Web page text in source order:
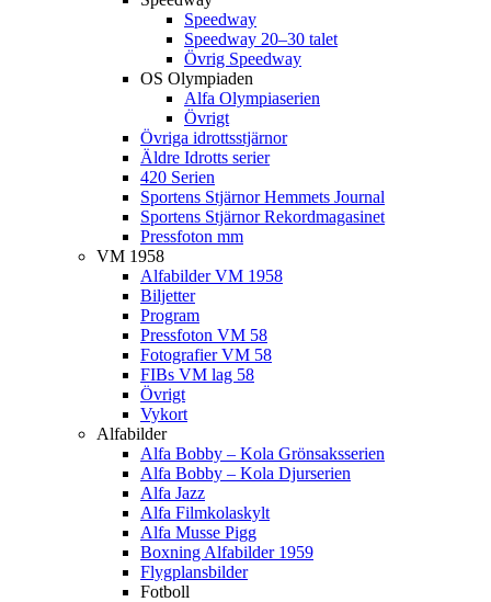
Speedway
Speedway 20–30 talet
Övrig Speedway
OS Olympiaden
Alfa Olympiaserien
Övrigt
Övriga idrottsstjärnor
Äldre Idrotts serier
420 Serien
Sportens Stjärnor Hemmets Journal
Sportens Stjärnor Rekordmagasinet
Pressfoton mm
VM 1958
Alfabilder VM 1958
Biljetter
Program
Pressfoton VM 58
Fotografier VM 58
FIBs VM lag 58
Övrigt
Vykort
Alfabilder
Alfa Bobby – Kola Grönsaksserien
Alfa Bobby – Kola Djurserien
Alfa Jazz
Alfa Filmkolaskylt
Alfa Musse Pigg
Boxning Alfabilder 1959
Flygplansbilder
Fotboll